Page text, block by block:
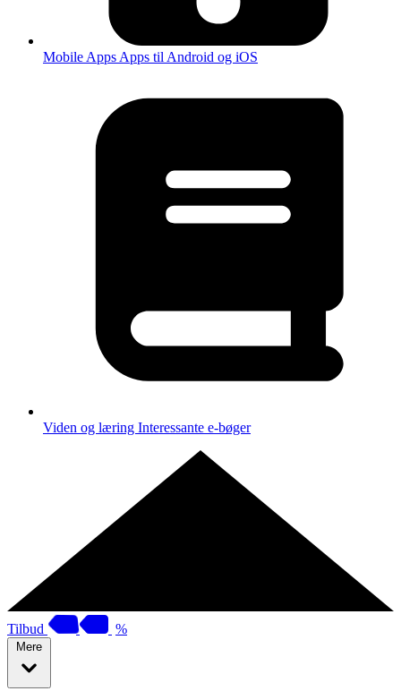
Mobile Apps Apps til Android og iOS
Viden og læring Interessante e-bøger
Tilbud %
Mere